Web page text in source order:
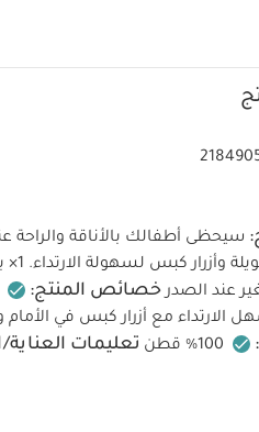
وأزرار كبس لسهولة الارتداء. 1× بنقشة مستوحاة من الطبيعة
عند الصدر خصائص المنتج:
الارتداء مع أزرار كبس في الأمام
100% قطن تعليمات